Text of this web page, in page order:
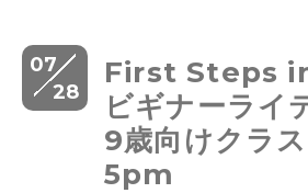
07
28
First Steps
ビギナーライ
9歳向けクラ
5pm